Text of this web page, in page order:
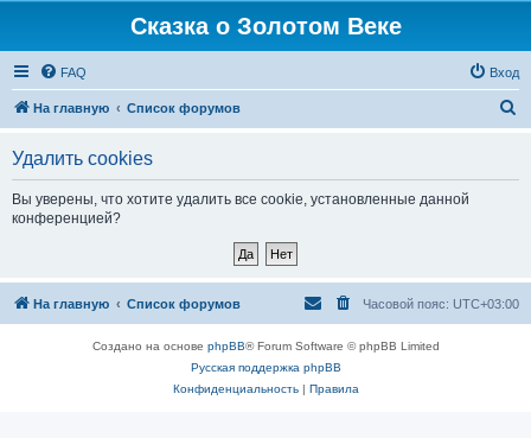
Сказка о Золотом Веке
FAQ Вход
На главную Список форумов
Удалить cookies
Вы уверены, что хотите удалить все cookie, установленные данной
конференцией?
На главную Список форумов Часовой пояс: UTC+03:00
Создано на основе phpBB® Forum Software © phpBB Limited
Русская поддержка phpBB
Конфиденциальность| Правила